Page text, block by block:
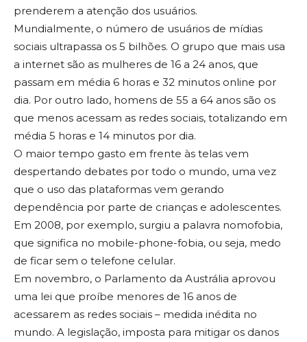
prenderem a atenção dos usuários.
Mundialmente, o número de usuários de mídias
sociais ultrapassa os 5 bilhões. O grupo que mais usa
a internet são as mulheres de 16 a 24 anos, que
passam em média 6 horas e 32 minutos online por
dia. Por outro lado, homens de 55 a 64 anos são os
que menos acessam as redes sociais, totalizando em
média 5 horas e 14 minutos por dia.
O maior tempo gasto em frente às telas vem
despertando debates por todo o mundo, uma vez
que o uso das plataformas vem gerando
dependência por parte de crianças e adolescentes.
Em 2008, por exemplo, surgiu a palavra nomofobia,
que significa no mobile-phone-fobia, ou seja, medo
de ficar sem o telefone celular.
Em novembro, o Parlamento da Austrália aprovou
uma lei que proíbe menores de 16 anos de
acessarem as redes sociais – medida inédita no
mundo. A legislação, imposta para mitigar os danos